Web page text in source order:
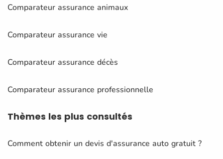
Comparateur assurance animaux
Comparateur assurance vie
Comparateur assurance décès
Comparateur assurance professionnelle
Thèmes les plus consultés
Comment obtenir un devis d'assurance auto gratuit ?